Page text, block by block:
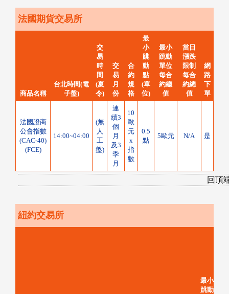
法國期貨交易所
商品名稱
台北時間(電
子盤)
交
易
時
間
(夏
令)
交
易
月
份
合
約
規
格
最
小
跳
動
點
(單
位)
最小
跳動
單位
每合
約總
值
當日
漲跌
限制
每合
約總
值
網
路
下
單
法國證商
公會指數
(CAC-40)
(FCE)
14:00~04:00
(無
人
工
盤)
連
續3
個
月
及3
季
月
10
歐
元
x
指
數
0.5
點
5歐元 N/A 是
回頂
紐約交易所
最小
跳動